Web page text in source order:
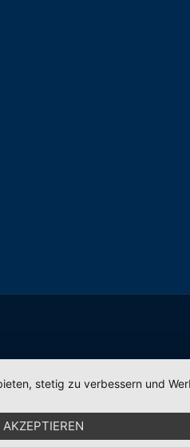
stetig zu verbessern und
AKZEPTIEREN